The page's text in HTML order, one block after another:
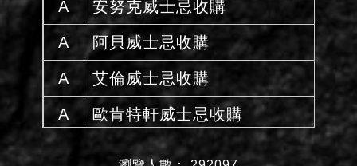
A 安努克威士忌收購
A 阿貝威士忌收購
A 艾倫威士忌收購
A 歐肯特軒威士忌收購
雅墨威士忌收購